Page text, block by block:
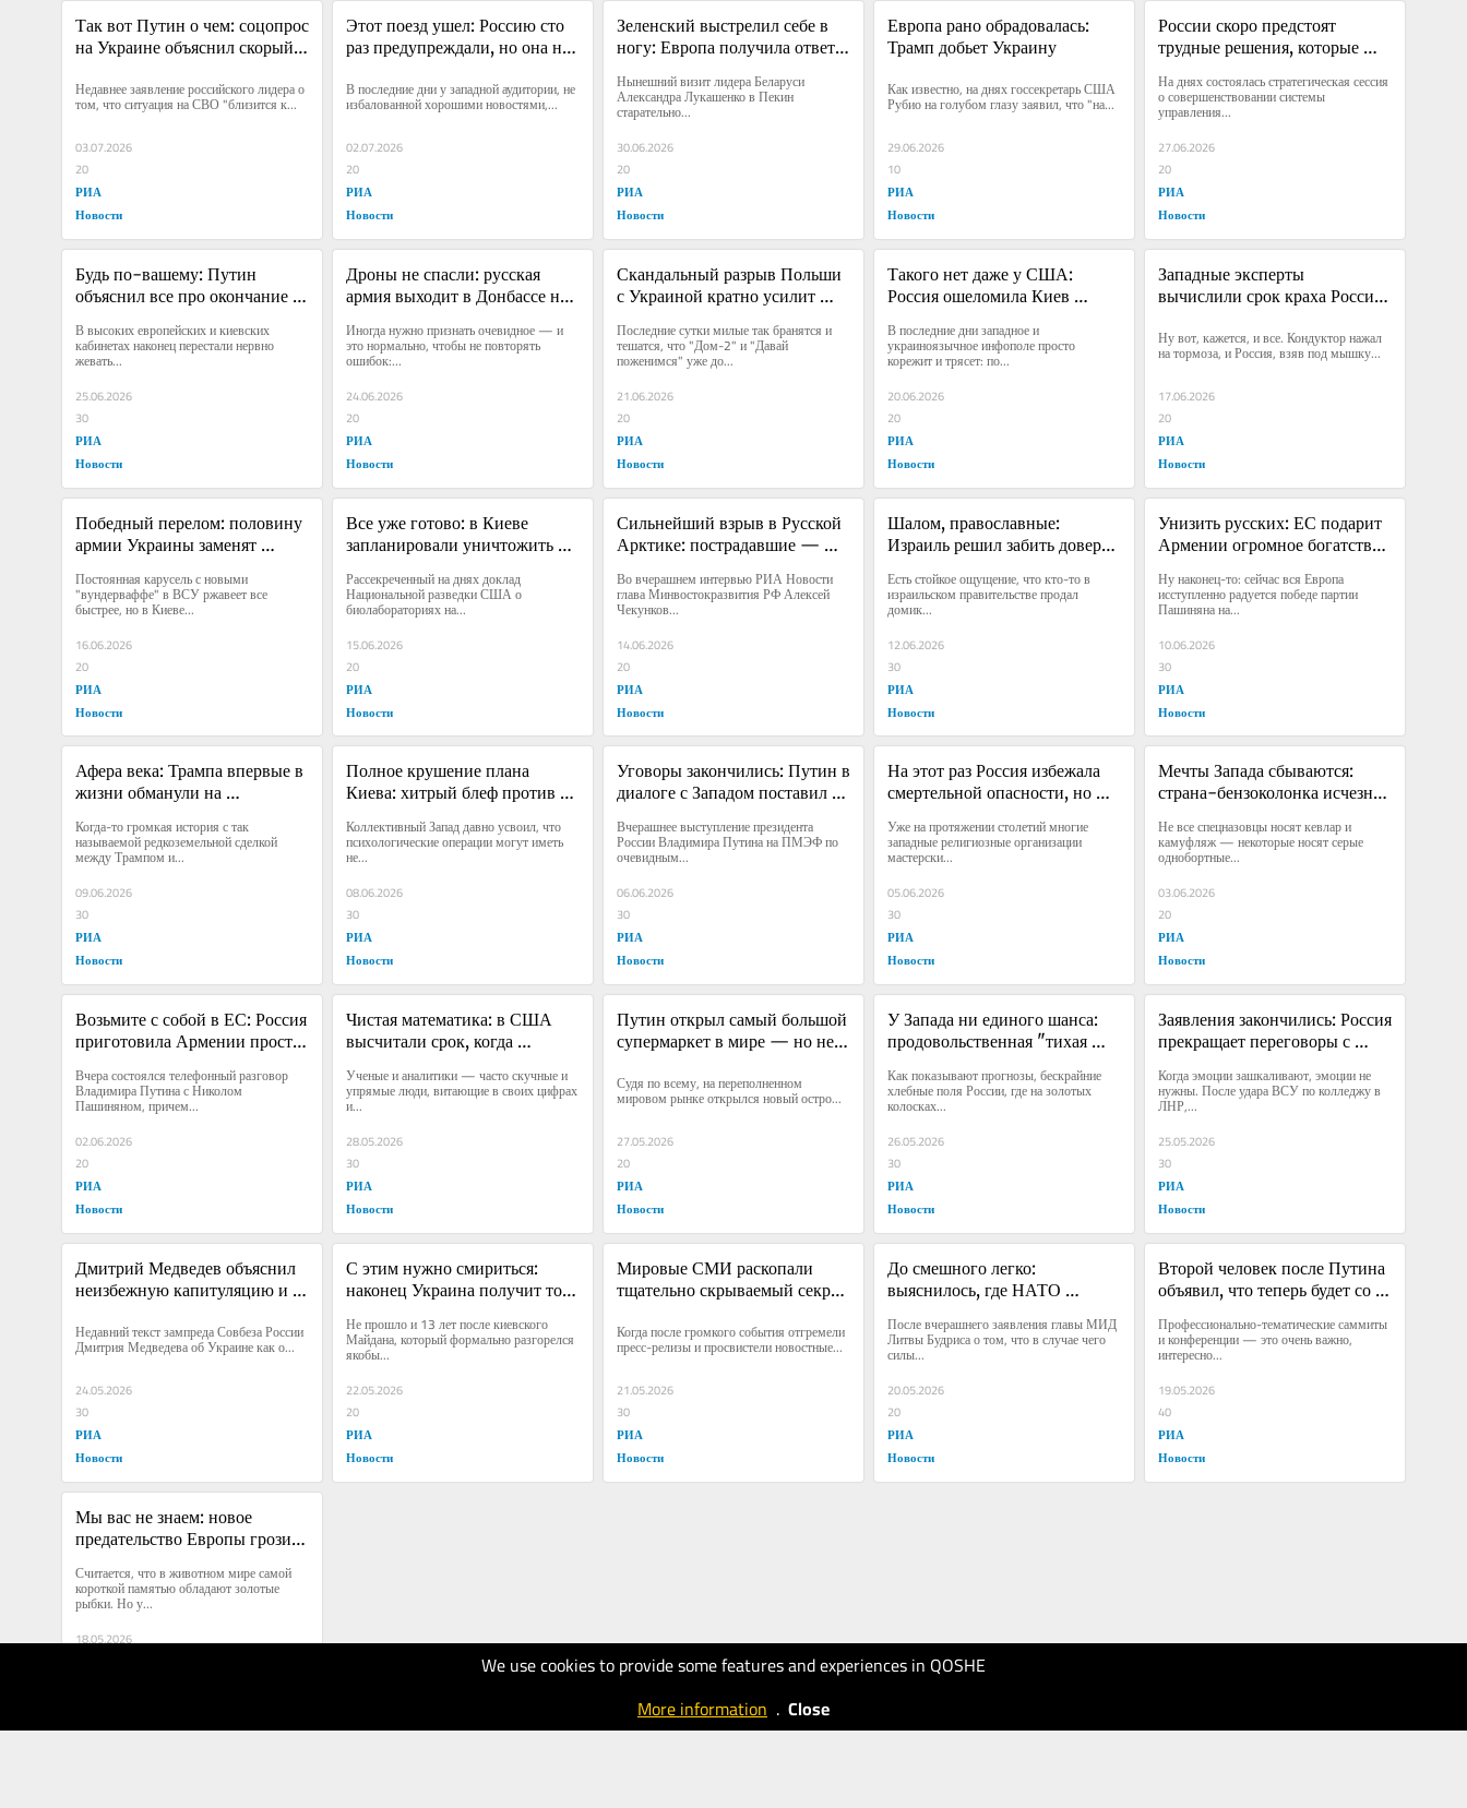
We use cookies to provide some features and experiences in QOSHE
More information . Close
Так вот Путин о чем: соцопрос
на Украине объяснил скорый
Недавнее заявление российского лидера о
том, что ситуация на СВО "близится к...
03.07.2026
20
РИА
Новости
Этот поезд ушел: Россию сто
раз предупреждали, но она не
В последние дни у западной аудитории, не
избалованной хорошими новостями,...
02.07.2026
20
РИА
Новости
Зеленский выстрелил себе в
ногу: Европа получила ответ
Нынешний визит лидера Беларуси
Александра Лукашенко в Пекин
старательно...
30.06.2026
20
РИА
Новости
Европа рано обрадовалась:
Трамп добьет Украину
Как известно, на днях госсекретарь США
Рубио на голубом глазу заявил, что "на...
29.06.2026
10
РИА
Новости
России скоро предстоят
трудные решения, которые
На днях состоялась стратегическая сессия
о совершенствовании системы
управления...
27.06.2026
20
РИА
Новости
Будь по-вашему: Путин
объяснил все про окончание
В высоких европейских и киевских
кабинетах наконец перестали нервно
жевать...
25.06.2026
30
РИА
Новости
Дроны не спасли: русская
армия выходит в Донбассе на
Иногда нужно признать очевидное — и
это нормально, чтобы не повторять
ошибок:...
24.06.2026
20
РИА
Новости
Скандальный разрыв Польши
с Украиной кратно усилит
Последние сутки милые так бранятся и
тешатся, что "Дом-2" и "Давай
поженимся" уже до...
21.06.2026
20
РИА
Новости
Такого нет даже у США:
Россия ошеломила Киев
возмездия
В последние дни западное и
украиноязычное инфополе просто
корежит и трясет: по...
20.06.2026
20
РИА
Новости
Западные эксперты
вычислили срок краха России
Ну вот, кажется, и все. Кондуктор нажал
на тормоза, и Россия, взяв под мышку...
17.06.2026
20
РИА
Новости
Победный перелом: половину
армии Украины заменят
Постоянная карусель с новыми
"вундерваффе" в ВСУ ржавеет все
быстрее, но в Киеве...
16.06.2026
20
РИА
Новости
Все уже готово: в Киеве
запланировали уничтожить
Рассекреченный на днях доклад
Национальной разведки США о
биолабораториях на...
15.06.2026
20
РИА
Новости
Сильнейший взрыв в Русской
Арктике: пострадавшие —
Во вчерашнем интервью РИА Новости
глава Минвостокразвития РФ Алексей
Чекунков...
14.06.2026
20
РИА
Новости
Шалом, православные:
Израиль решил забить доверху
Есть стойкое ощущение, что кто-то в
израильском правительстве продал
домик...
12.06.2026
30
РИА
Новости
Унизить русских: ЕС подарит
Армении огромное богатство
Ну наконец-то: сейчас вся Европа
исступленно радуется победе партии
Пашиняна на...
10.06.2026
30
РИА
Новости
Афера века: Трампа впервые в
жизни обманули на
Когда-то громкая история с так
называемой редкоземельной сделкой
между Трампом и...
09.06.2026
30
РИА
Новости
Полное крушение плана
Киева: хитрый блеф против
Коллективный Запад давно усвоил, что
психологические операции могут иметь
не...
08.06.2026
30
РИА
Новости
Уговоры закончились: Путин в
диалоге с Западом поставил
Вчерашнее выступление президента
России Владимира Путина на ПМЭФ по
очевидным...
06.06.2026
30
РИА
Новости
На этот раз Россия избежала
смертельной опасности, но
Уже на протяжении столетий многие
западные религиозные организации
мастерски...
05.06.2026
30
РИА
Новости
Мечты Запада сбываются:
страна-бензоколонка исчезнет
Не все спецназовцы носят кевлар и
камуфляж — некоторые носят серые
однобортные...
03.06.2026
20
РИА
Новости
Возьмите с собой в ЕС: Россия
приготовила Армении просто
Вчера состоялся телефонный разговор
Владимира Путина с Николом
Пашиняном, причем...
02.06.2026
20
РИА
Новости
Чистая математика: в США
высчитали срок, когда
Ученые и аналитики — часто скучные и
упрямые люди, витающие в своих цифрах
и...
28.05.2026
30
РИА
Новости
Путин открыл самый большой
супермаркет в мире — но не
Судя по всему, на переполненном
мировом рынке открылся новый остро...
27.05.2026
20
РИА
Новости
У Запада ни единого шанса:
продовольственная "тихая
Как показывают прогнозы, бескрайние
хлебные поля России, где на золотых
колосках...
26.05.2026
30
РИА
Новости
Заявления закончились: Россия
прекращает переговоры с
Когда эмоции зашкаливают, эмоции не
нужны. После удара ВСУ по колледжу в
ЛНР,...
25.05.2026
30
РИА
Новости
Дмитрий Медведев объяснил
неизбежную капитуляцию и
Недавний текст зампреда Совбеза России
Дмитрия Медведева об Украине как о...
24.05.2026
30
РИА
Новости
С этим нужно смириться:
наконец Украина получит то,
Не прошло и 13 лет после киевского
Майдана, который формально разгорелся
якобы...
22.05.2026
20
РИА
Новости
Мировые СМИ раскопали
тщательно скрываемый секрет
Когда после громкого события отгремели
пресс-релизы и просвистели новостные...
21.05.2026
30
РИА
Новости
До смешного легко:
выяснилось, где НАТО
Россию
После вчерашнего заявления главы МИД
Литвы Будриса о том, что в случае чего
силы...
20.05.2026
20
РИА
Новости
Второй человек после Путина
объявил, что теперь будет со
Профессионально-тематические саммиты
и конференции — это очень важно,
интересно...
19.05.2026
40
РИА
Новости
Мы вас не знаем: новое
предательство Европы грозит
Считается, что в животном мире самой
короткой памятью обладают золотые
рыбки. Но у...
18.05.2026